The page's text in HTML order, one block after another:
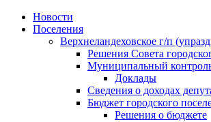
Skip
Новости
Поселения
Верхнеландеховское г/п
Решения Совета
Муниципальный
Доклады
Сведения о доходах
Бюджет городского
Решения о бюджете